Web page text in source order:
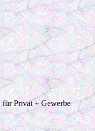
für Privat + Gewerbe